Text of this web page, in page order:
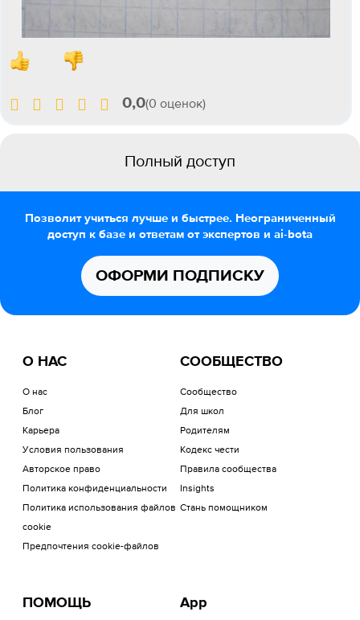
0,0(0 оценок)
Полный доступ
Позволит учиться лучше и быстрее. Неограниченный
доступ к базе и ответам от экспертов и ai-bota
ОФОРМИ ПОДПИСКУ
О НАС
О нас
Блог
Карьера
Условия пользования
Авторское право
Политика конфиденциальности
Политика использования файлов
cookie
Предпочтения cookie-файлов
СООБЩЕСТВО
Сообщество
Для школ
Родителям
Кодекс чести
Правила сообщества
Insights
Стань помощником
ПОМОЩЬ App